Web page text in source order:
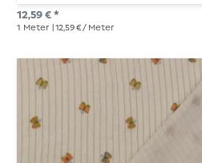
12,59 € *
1 Meter | 12,59 € / Meter